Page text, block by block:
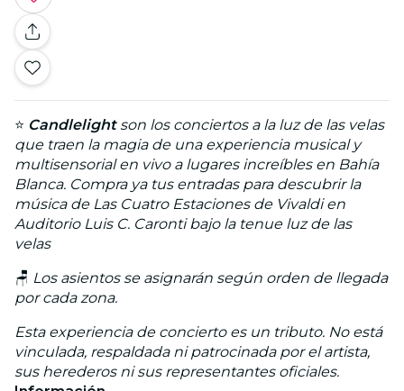
⭐ Candlelightson los conciertos a la luz de las velas
que traen la magia de una experiencia musical y
multisensorial en vivo a lugares increíbles en Bahía
Blanca. Compra ya tus entradas para descubrir la
música de Las Cuatro Estaciones de Vivaldi en
Auditorio Luis C. Caronti bajo la tenue luz de las
velas
🪑 Los asientos se asignarán según orden de llegada
por cada zona.
Esta experiencia de concierto es un tributo. No está
vinculada, respaldada ni patrocinada por el artista,
sus herederos ni sus representantes oficiales.